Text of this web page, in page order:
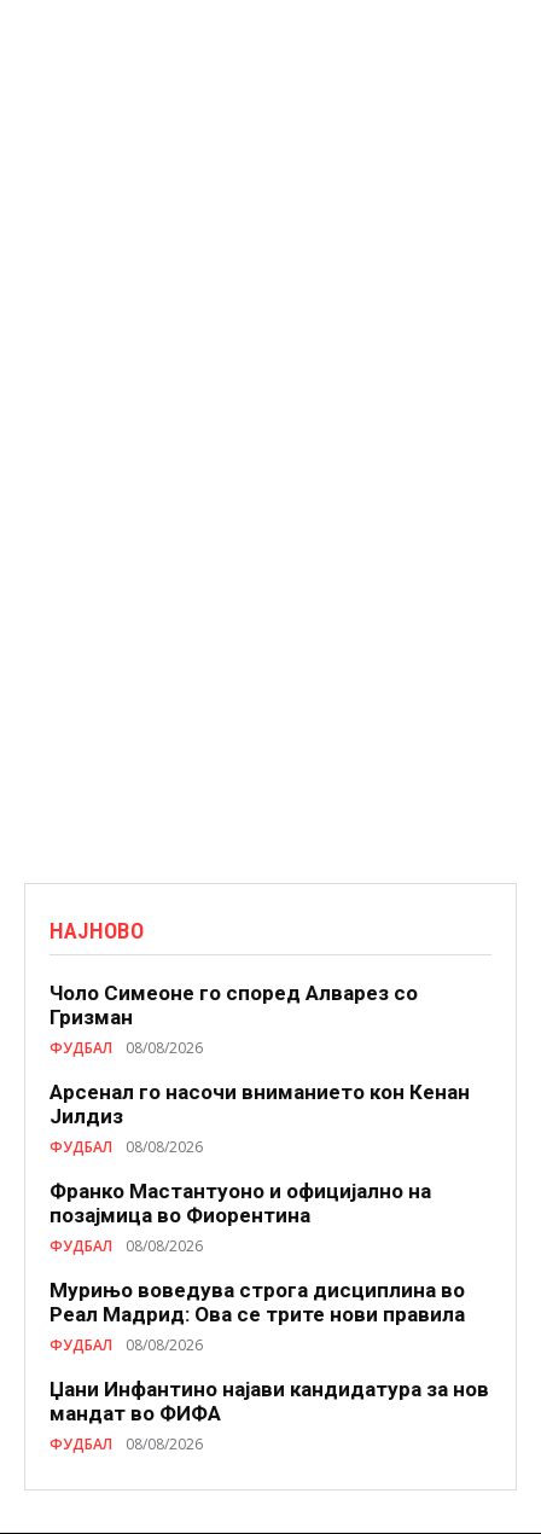
НАЈНОВО
Чоло Симеоне го според Алварез со
Гризман
ФУДБАЛ 08/08/2026
Арсенал го насочи вниманието кон Кенан
Јилдиз
ФУДБАЛ 08/08/2026
Франко Мастантуоно и официјално на
позајмица во Фиорентина
ФУДБАЛ 08/08/2026
Мурињо воведува строга дисциплина во
Реал Мадрид: Ова се трите нови правила
ФУДБАЛ 08/08/2026
Џани Инфантино најави кандидатура за нов
мандат во ФИФА
ФУДБАЛ 08/08/2026